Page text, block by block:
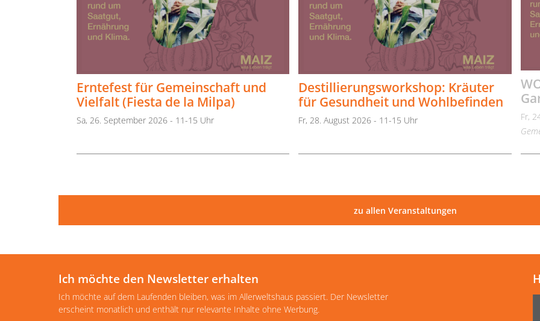
Erntefest für Gemeinschaft und
Vielfalt (Fiesta de la Milpa)
Sa, 26. September 2026 - 11-15 Uhr
Destillierungsworkshop: Kräuter
für Gesundheit und Wohlbefinden
Fr, 28. August 2026 - 11-15 Uhr
Fr,
zu allen Veranstaltungen
Ich möchte den Newsletter erhalten
Ich möchte auf dem Laufenden bleiben, was im Allerweltshaus passiert. Der Newsletter
erscheint monatlich und enthält nur relevante Inhalte ohne Werbung.